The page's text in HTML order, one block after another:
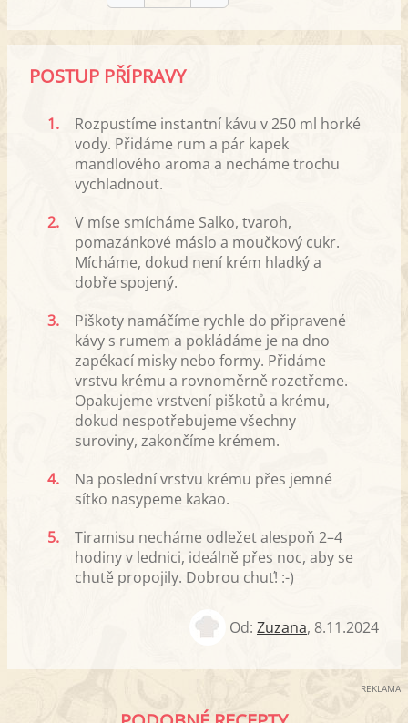
POSTUP PŘÍPRAVY
1.
Rozpustíme instantní kávu v 250 ml horké
vody. Přidáme rum a pár kapek
mandlového aroma a necháme trochu
vychladnout.
2.
V míse smícháme Salko, tvaroh,
pomazánkové máslo a moučkový cukr.
Mícháme, dokud není krém hladký a
dobře spojený.
3.
Piškoty namáčíme rychle do připravené
kávy s rumem a pokládáme je na dno
zapékací misky nebo formy. Přidáme
vrstvu krému a rovnoměrně rozetřeme.
Opakujeme vrstvení piškotů a krému,
dokud nespotřebujeme všechny
suroviny, zakončíme krémem.
4.
Na poslední vrstvu krému přes jemné
sítko nasypeme kakao.
5.
Tiramisu necháme odležet alespoň 2–4
hodiny v lednici, ideálně přes noc, aby se
chutě propojily. Dobrou chuť! :-)
Od: Zuzana, 8.11.2024
REKLAMA